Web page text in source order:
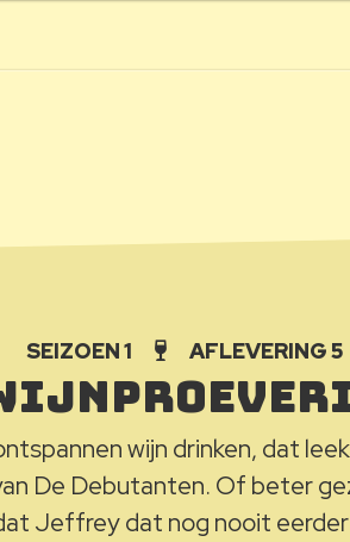
SEIZOEN 1 AFLEVERING 5
wijn drinken, dat
De Debutanten. Of beter
Jeffrey dat nog nooit